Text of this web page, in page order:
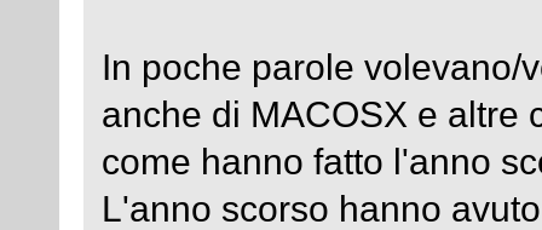
In poche parole
anche di MACOSX e altre
come hanno fatto l'anno
L'anno scorso hanno